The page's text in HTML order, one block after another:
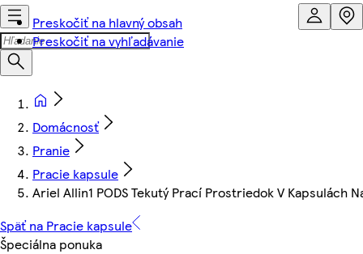
Preskočiť na hlavný obsah
Preskočiť na vyhľadávanie
Domácnosť
Pranie
Pracie kapsule
Ariel Allin1 PODS Tekutý Prací Prostriedok V Kapsulách
Späť na Pracie kapsule
Špeciálna ponuka